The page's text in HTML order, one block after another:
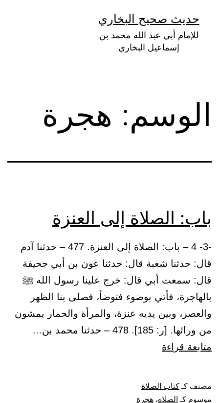
المحتوى
حديث صحيح البخاري
للإمام أبي عبد الله محمد بن
إسماعيل البخاري
الوسم: هجرة
باب: الصلاة إلى العنزة
-3- 4 – باب: الصلاة إلى العنزة. 477 – حدثنا آدم
قال: حدثنا شعبة قال: حدثنا عون بن أبي جحيفة
قال: سمعت أبي قال: خرج علينا رسول الله ﷺ
بالهاجرة، فأتي بوضوء فتوضأ، فصلى بنا الظهر
والعصر، وبين يديه عنزة، والمرأة والحمار يمشون
من ورائها. [ر: 185]. 478 – حدثنا محمد بن…
متابعة قراءة
إلى
العنزة
مصنف كـكتاب الصلاة
موسوم كـ الصلاه، هجرة